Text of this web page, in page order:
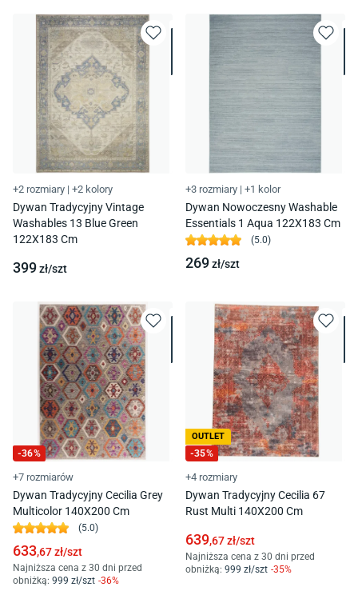
+2 rozmiary | +2 kolory
Dywan Tradycyjny Vintage
Washables 13 Blue Green
122X183 Cm
399zł/szt
+3 rozmiary | +1 kolor
Dywan Nowoczesny Washable
Essentials 1 Aqua 122X183 Cm
(5.0)
269zł/szt
-36%
+7 rozmiarów
Dywan Tradycyjny Cecilia Grey
Multicolor 140X200 Cm
(5.0)
633,67zł/szt
Najniższa cena z 30 dni przed
obniżką: 999 zł/szt -36%
OUTLET
-35%
+4 rozmiary
Dywan Tradycyjny Cecilia 67
Rust Multi 140X200 Cm
639,67zł/szt
Najniższa cena z 30 dni przed
obniżką: 999 zł/szt -35%